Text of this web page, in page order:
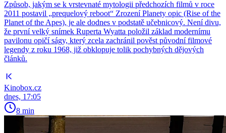
Způsob, jakým se k vrstevnaté mytologii předchozích filmů v roce
2011 postavil „prequelový reboot“ Zrození Planety opic (Rise of the
Planet of the Apes), je ale dodnes v podstatě učebnicový. Není divu,
že první velký snímek Ruperta Wyatta položil základ modernímu
pavilonu opičí ságy, který zcela zachránil pověst původní filmové
legendy z roku 1968, již obklopuje tolik pochybných dějových
článků.
Kinobox.cz
dnes, 17:05
8 min